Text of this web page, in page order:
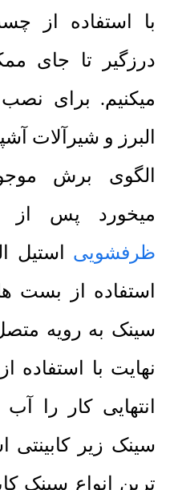
با استفاده از
درزگیر تا جای
میکنیم. برای
البرز و شیرآلات
الگوی برش
میخورد پس از
ظرفشویی استیل
استفاده از بست
سینک به رویه
نهایت با استفاده
انتهایی کار را
سینک زیر کابینتی
ترین انواع سینک